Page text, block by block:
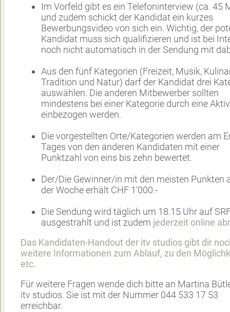
Im Vorfeld gibt es ein Telefoninterview (ca. 45
und zudem schickt der Kandidat ein kurzes
Bewerbungsvideo von sich ein. Wichtig, der
Kandidat muss sich qualifizieren und ist bei
noch nicht automatisch in der Sendung mit
Aus den fünf Kategorien (Freizeit, Musik,
Tradition und Natur) darf der Kandidat drei
auswählen. Die anderen Mitbewerber sollten
mindestens bei einer Kategorie durch eine
einbezogen werden.
Die vorgestellten Orte/Kategorien werden am
Tages von den anderen Kandidaten mit einer
Punktzahl von eins bis zehn bewertet.
Der/Die Gewinner/in mit den meisten Punkten
der Woche erhält CHF 1‘000.-
Die Sendung wird täglich um 18.15 Uhr auf
ausgestrahlt und ist zudem jederzeit online
Das Kandidaten-Handout der itv studios gibt dir
weitere Informationen zum Ablauf, zu den
etc.
Für weitere Fragen wende dich bitte an Martina
itv studios. Sie ist mit der Nummer 044 533 17 53
erreichbar.